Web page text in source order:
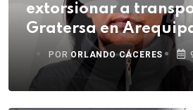
extorsionar a
Gratersa en
POR ORLANDO CÁCERES